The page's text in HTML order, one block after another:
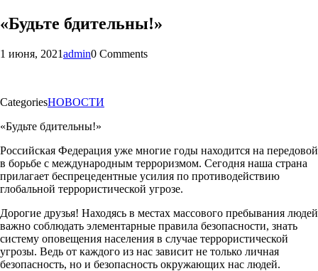
«Будьте бдительны!»
1 июня, 2021admin0 Comments
CategoriesНОВОСТИ
«Будьте бдительны!»
Российская Федерация уже многие годы находится на передовой
в борьбе с международным терроризмом. Сегодня наша страна
прилагает беспрецедентные усилия по противодействию
глобальной террористической угрозе.
Дорогие друзья! Находясь в местах массового пребывания людей
важно соблюдать элементарные правила безопасности, знать
систему оповещения населения в случае террористической
угрозы. Ведь от каждого из нас зависит не только личная
безопасность, но и безопасность окружающих нас людей.